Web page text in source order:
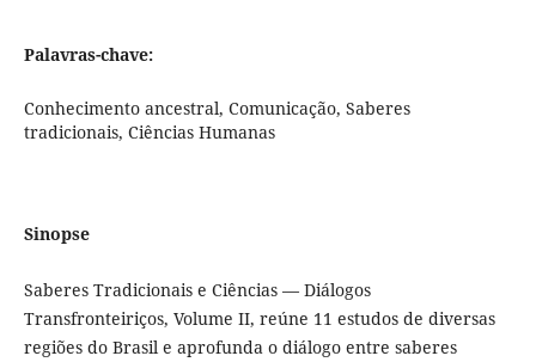
Palavras-chave:
Conhecimento ancestral, Comunicação, Saberes
tradicionais, Ciências Humanas
Sinopse
Saberes Tradicionais e Ciências — Diálogos
Transfronteiriços, Volume II, reúne 11 estudos de diversas
regiões do Brasil e aprofunda o diálogo entre saberes